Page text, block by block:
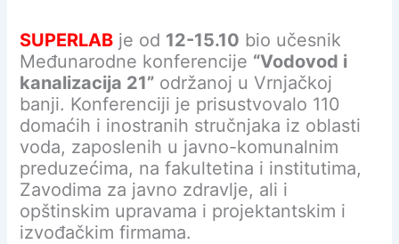
SUPERLAB je od 12-15.10 bio učesnik
Međunarodne konferencije “Vodovod i
kanalizacija 21” održanoj u Vrnjačkoj
banji. Konferenciji je prisustvovalo 110
domaćih i inostranih stručnjaka iz oblasti
voda, zaposlenih u javno-komunalnim
preduzećima, na fakultetina i institutima,
Zavodima za javno zdravlje, ali i
opštinskim upravama i projektantskim i
izvođačkim firmama.